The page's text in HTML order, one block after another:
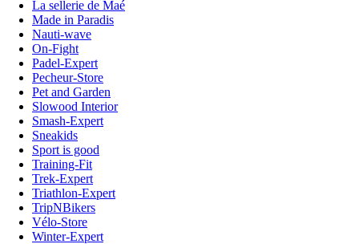
La sellerie de Maé
Made in Paradis
Nauti-wave
On-Fight
Padel-Expert
Pecheur-Store
Pet and Garden
Slowood Interior
Smash-Expert
Sneakids
Sport is good
Training-Fit
Trek-Expert
Triathlon-Expert
TripNBikers
Vélo-Store
Winter-Expert